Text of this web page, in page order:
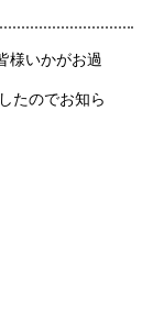
様いかがお過
たのでお知ら